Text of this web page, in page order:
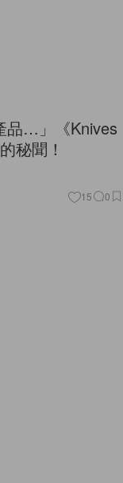
品…」《Knives
秘聞！
15 0